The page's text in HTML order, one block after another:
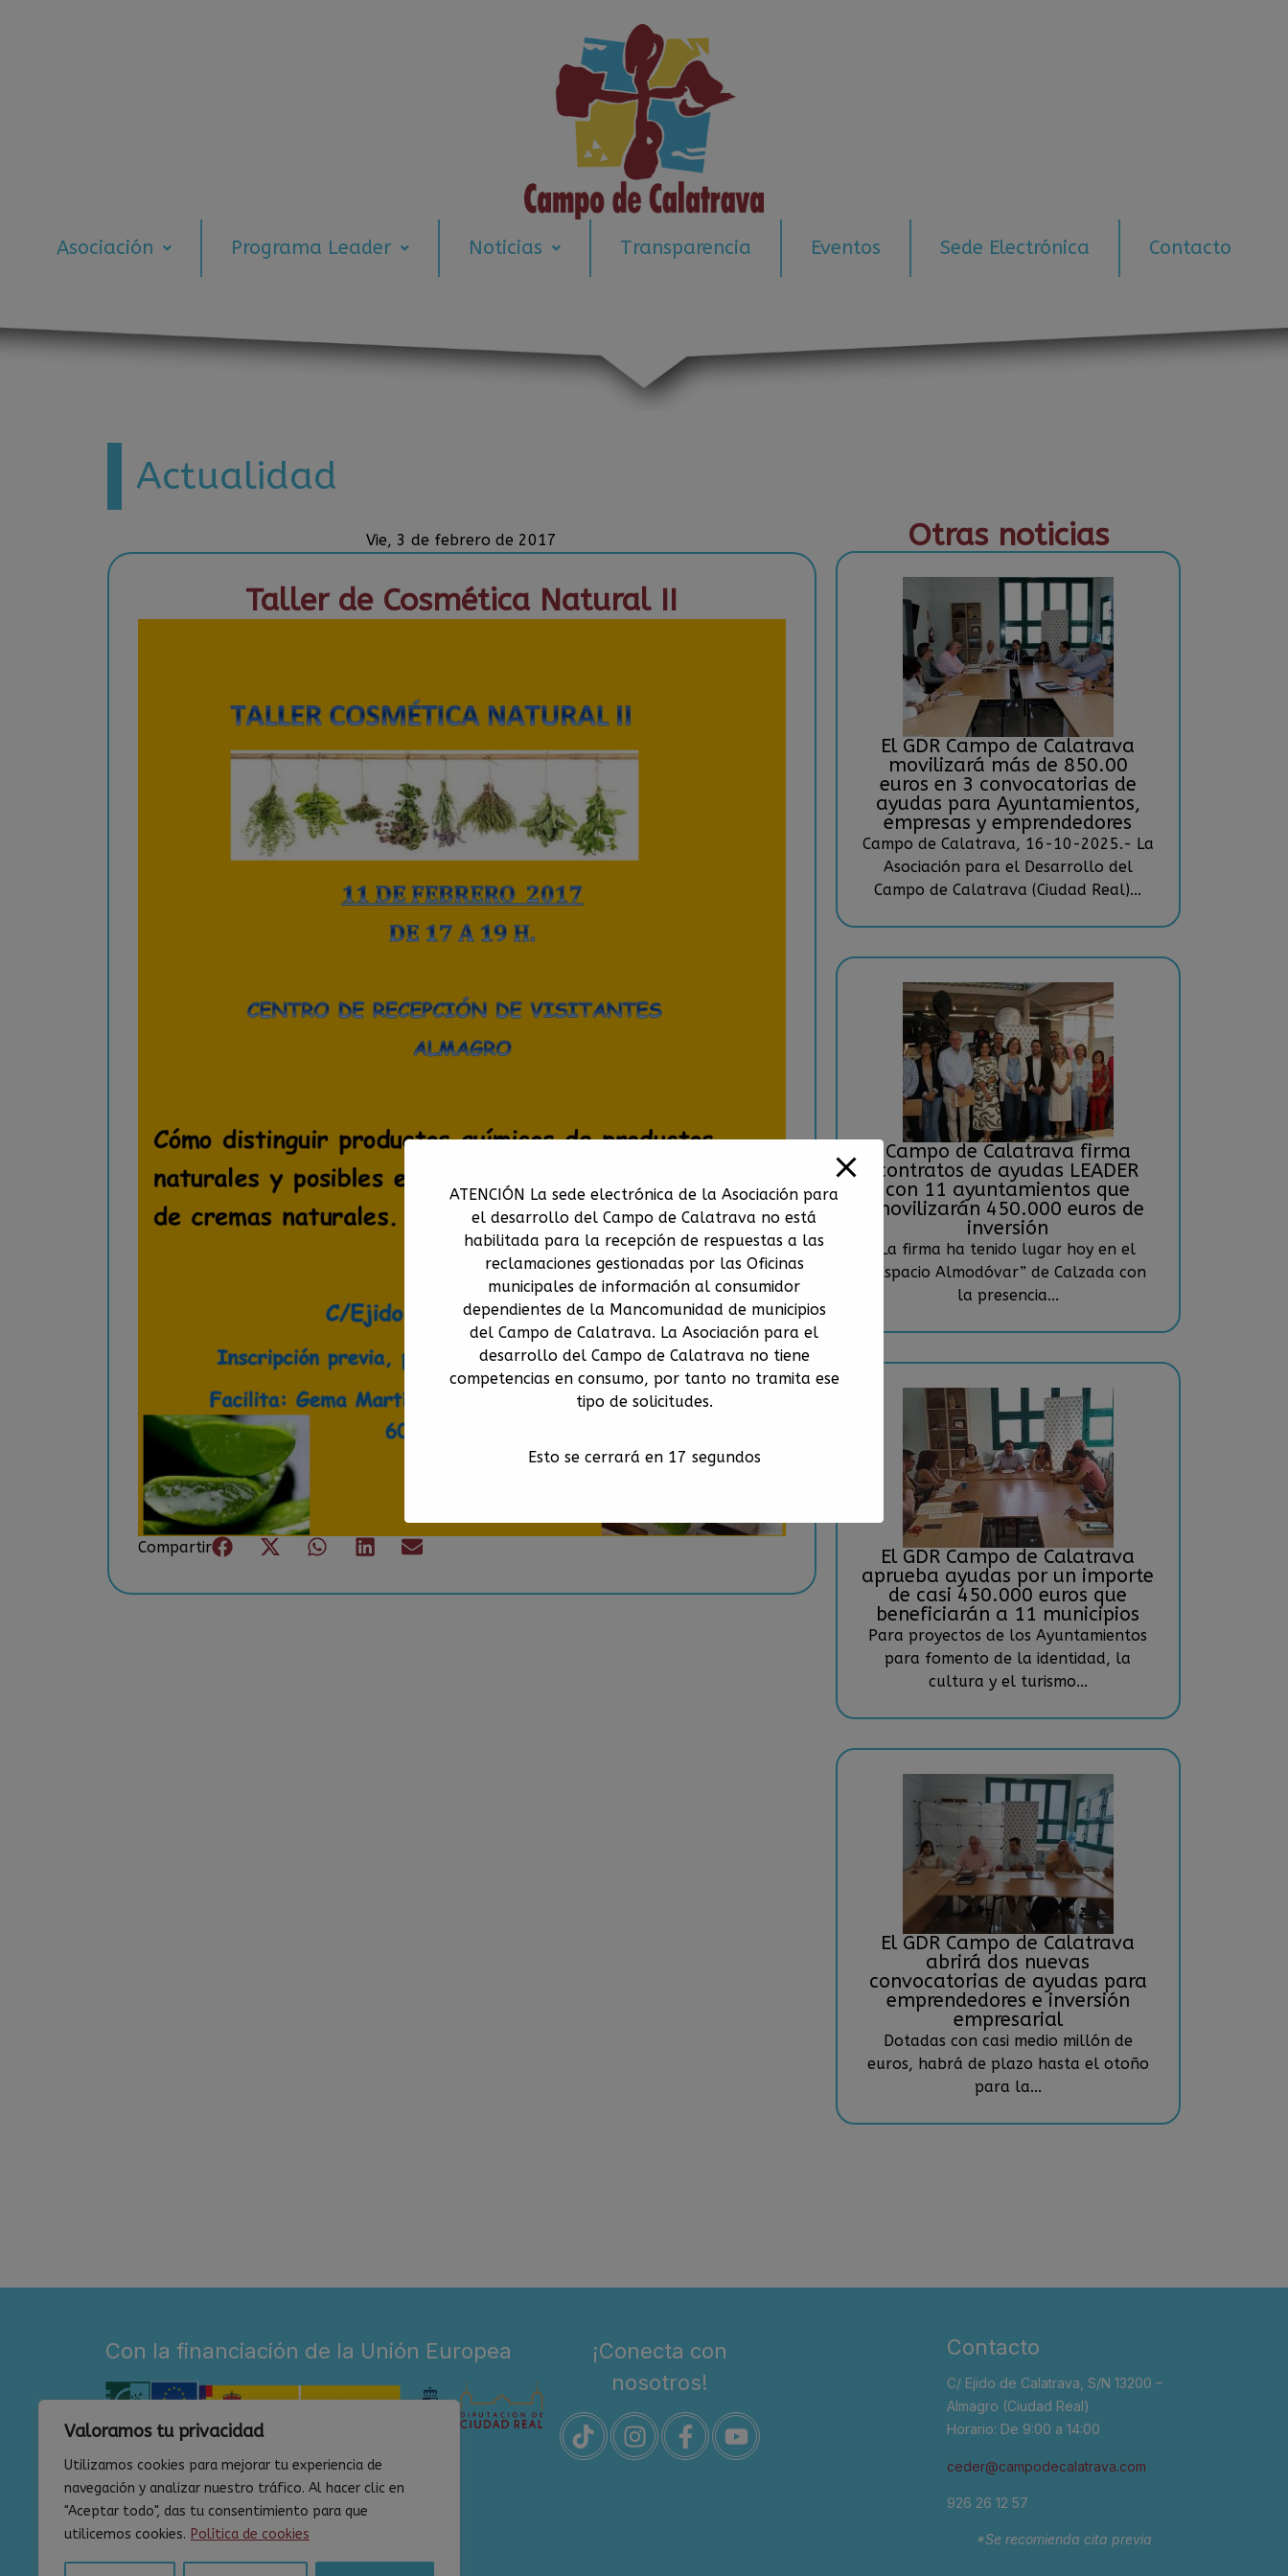
Valoramos tu privacidad
Utilizamos cookies para mejorar tu experiencia de
navegación y analizar nuestro tráfico. Al hacer clic en
"Aceptar todo", das tu consentimiento para que
utilicemos cookies. Política de cookies
Asociación Programa Leader Noticias Transparencia Eventos Sede Electrónica Contacto
Actualidad
Vie, 3 de febrero de 2017
Taller de Cosmética Natural II
Compartir
Otras noticias
El GDR Campo de Calatrava
movilizará más de 850.00
euros en 3 convocatorias de
ayudas para Ayuntamientos,
empresas y emprendedores
Campo de Calatrava, 16-10-2025.- La
Asociación para el Desarrollo del
Campo de Calatrava (Ciudad Real)...
Campo de Calatrava firma
contratos de ayudas LEADER
con 11 ayuntamientos que
movilizarán 450.000 euros de
inversión
La firma ha tenido lugar hoy en el
“Espacio Almodóvar” de Calzada con
la presencia...
El GDR Campo de Calatrava
aprueba ayudas por un importe
de casi 450.000 euros que
beneficiarán a 11 municipios
Para proyectos de los Ayuntamientos
para fomento de la identidad, la
cultura y el turismo...
El GDR Campo de Calatrava
abrirá dos nuevas
convocatorias de ayudas para
emprendedores e inversión
empresarial
Dotadas con casi medio millón de
euros, habrá de plazo hasta el otoño
para la...
Con la financiación de la Unión Europea
¡Conecta con
nosotros!
Contacto
C/ Ejido de Calatrava, S/N 13200 –
Almagro (Ciudad Real)
Horario: De 9:00 a 14:00
ceder@campodecalatrava.com
926 26 12 57
*Se recomienda cita previa
ATENCIÓN La sede electrónica de la Asociación para
el desarrollo del Campo de Calatrava no está
habilitada para la recepción de respuestas a las
reclamaciones gestionadas por las Oficinas
municipales de información al consumidor
dependientes de la Mancomunidad de municipios
del Campo de Calatrava. La Asociación para el
desarrollo del Campo de Calatrava no tiene
competencias en consumo, por tanto no tramita ese
tipo de solicitudes.
Esto se cerrará en 16 segundos